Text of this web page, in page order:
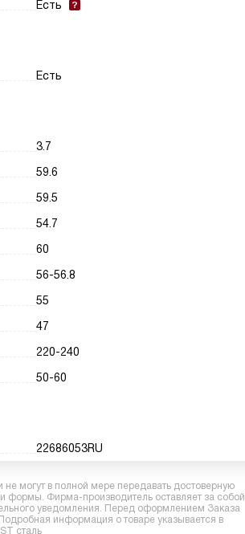
Есть
Есть
3.7
59.6
59.5
54.7
60
56-56.8
55
47
220-240
50-60
22686053RU
могут в полной мере передавать достоверную
формы. Фирма-производитель оставляет за собой
уведомления. Перед оформлением Заказа
информация о товаре указывается в
сталь